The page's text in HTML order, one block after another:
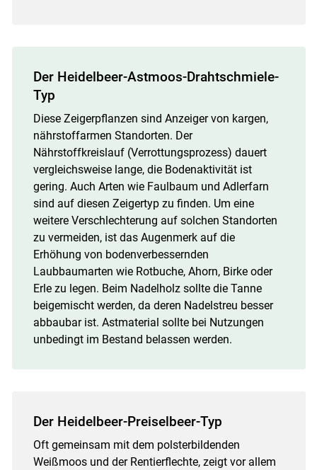
Der Heidelbeer-Astmoos-Drahtschmiele-
Typ
Diese Zeigerpflanzen sind Anzeiger von kargen,
nährstoffarmen Standorten. Der
Nährstoffkreislauf (Verrottungsprozess) dauert
vergleichsweise lange, die Bodenaktivität ist
gering. Auch Arten wie Faulbaum und Adlerfarn
sind auf diesen Zeigertyp zu finden. Um eine
weitere Verschlechterung auf solchen Standorten
zu vermeiden, ist das Augenmerk auf die
Erhöhung von bodenverbessernden
Laubbaumarten wie Rotbuche, Ahorn, Birke oder
Erle zu legen. Beim Nadelholz sollte die Tanne
beigemischt werden, da deren Nadelstreu besser
abbaubar ist. Astmaterial sollte bei Nutzungen
unbedingt im Bestand belassen werden.
Der Heidelbeer-Preiselbeer-Typ
Oft gemeinsam mit dem polsterbildenden
Weißmoos und der Rentierflechte, zeigt vor allem